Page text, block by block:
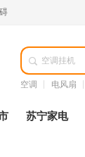

空调 电风扇
苏宁家电